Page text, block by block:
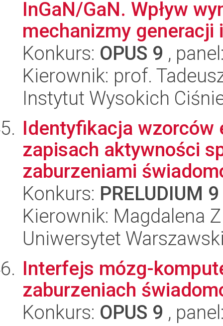
InGaN/GaN. Wpływ
mechanizmy
Konkurs: OPUS 9 ,
Kierownik: prof.
Instytut Wysokich
Identyfikacja wzorców
zapisach aktywności
zaburzeniami
Konkurs: PRELUDIUM 9
Kierownik: Magdalena
Uniwersytet
Interfejs mózg-
zaburzeniach
Konkurs: OPUS 9 ,